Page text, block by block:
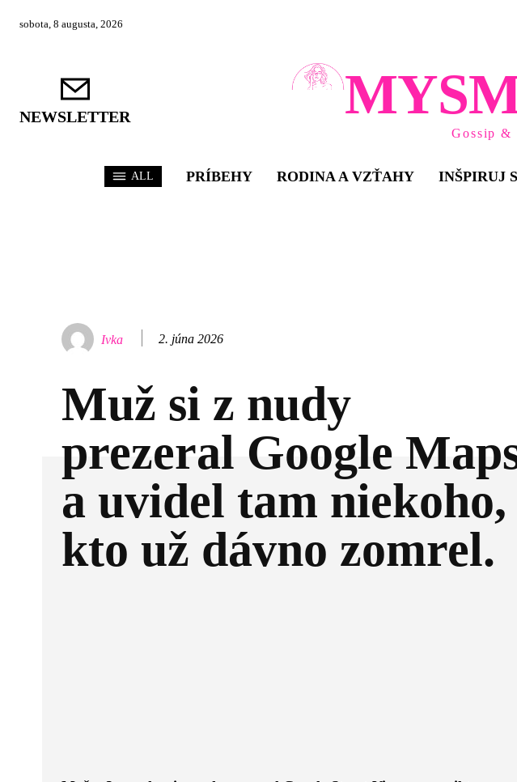
sobota, 8 augusta, 2026
NEWSLETTER
Gossip &
ALL PRÍBEHY RODINA A VZŤAHY INŠPIRUJ
Ivka 2. júna 2026
Muž si z nudy
prezeral Google
a uvidel tam niekoho,
kto už dávno zomrel.